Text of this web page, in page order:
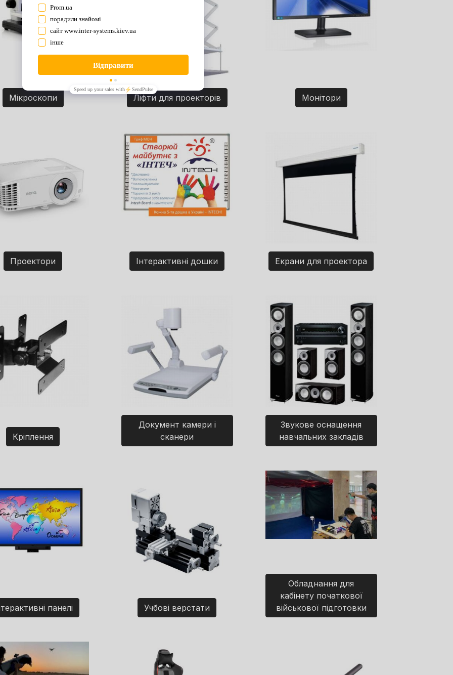
Мікроскопи Ліфти для проекторів Монітори
Проектори Інтерактивні дошки Екрани для проектора
Кріплення
Документ камери і
сканери
Звукове оснащення
навчальних закладів
панелі Учбові верстати
Обладнання для
кабінету початкової
військової підготовки